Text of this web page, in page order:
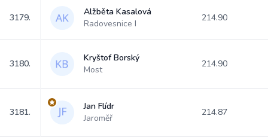
3179.
Alžběta Kasalová
Radovesnice I
214.90
3180.
Kryštof Borský
Most
214.90
3181.
Jan Flídr
Jaroměř
214.87